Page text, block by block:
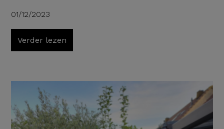
01/12/2023
Verder lezen